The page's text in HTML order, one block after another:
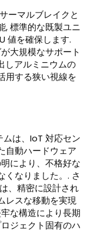
ーマルブレイクと
, 標準的な既製ユニ
値を確保します.
大規模なサポート
しアルミニウムの
用する狭い視線を
は、IoT 対応セン
自動ハードウェア
により、不格好な
くなりました。. さ
、精密に設計され
レスな移動を実現
な構造により長期
ジェクト固有のハ